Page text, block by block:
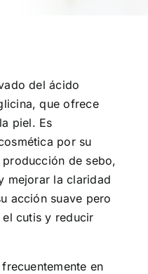
del ácido
que ofrece
piel. Es
por su
de sebo,
mejorar la claridad
acción suave pero
cutis y reducir
en